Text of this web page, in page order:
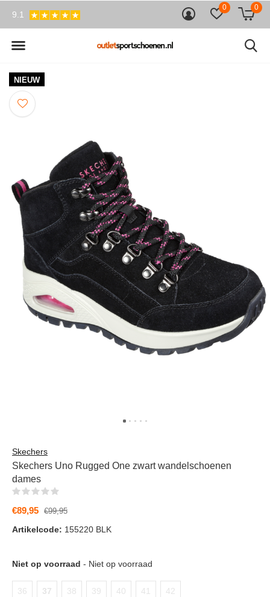
0 0
9.1
NIEUW
Skechers
Skechers Uno Rugged One zwart wandelschoenen
dames
€89,95 €99,95
Artikelcode: 155220 BLK
Niet op voorraad - Niet op voorraad
36 37 38 39 40 41 42